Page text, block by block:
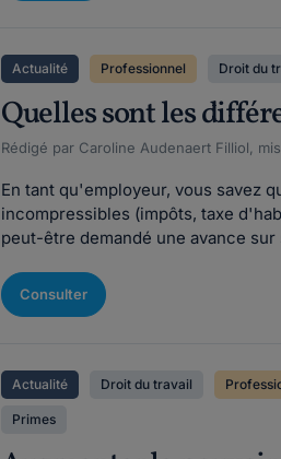
Actualité Professionnel Droit du
Quelles sont les
Rédigé par Caroline Audenaert Filliol,
En tant qu'employeur, vous savez
incompressibles (impôts, taxe
peut-être demandé une avance
Consulter
Actualité Droit du travail
Primes